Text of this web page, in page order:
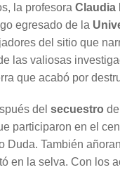
la profesora Claudia
egresado de la
del sitio que
las valiosas
que acabó por
del secuestro
participaron en el
Duda. También
en la selva. Con los